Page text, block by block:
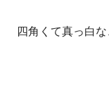
四角くて真っ白